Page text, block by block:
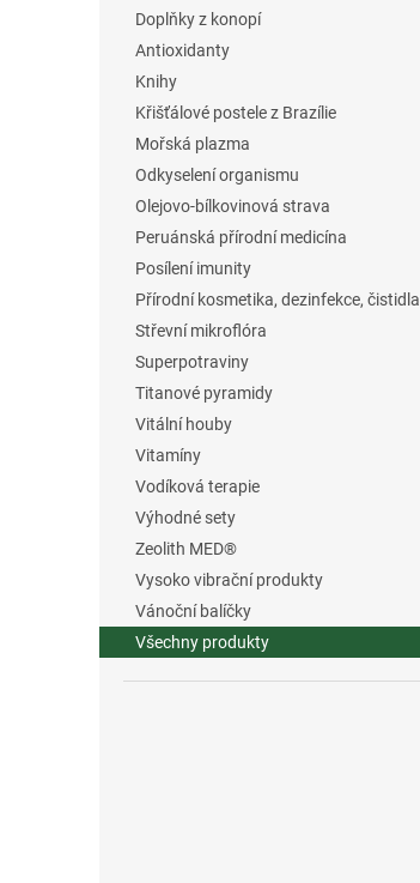
Doplňky z konopí
Antioxidanty
Knihy
Křišťálové postele z Brazílie
Mořská plazma
Odkyselení organismu
Olejovo-bílkovinová strava
Peruánská přírodní medicína
Posílení imunity
Přírodní kosmetika, dezinfekce, čistidla
Střevní mikroflóra
Superpotraviny
Titanové pyramidy
Vitální houby
Vitamíny
Vodíková terapie
Výhodné sety
Zeolith MED®
Vysoko vibrační produkty
Vánoční balíčky
Všechny produkty